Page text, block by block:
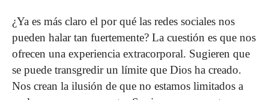
¿Ya es más claro el por qué las redes sociales nos
pueden halar tan fuertemente? La cuestión es que nos
ofrecen una experiencia extracorporal. Sugieren que
se puede transgredir un límite que Dios ha creado.
Nos crean la ilusión de que no estamos limitados a